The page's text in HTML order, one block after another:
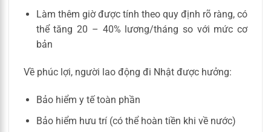
Làm thêm giờ được tính theo quy định rõ ràng, có
thể tăng 20 – 40% lương/tháng so với mức cơ
bản
Về phúc lợi, người lao động đi Nhật được hưởng:
Bảo hiểm y tế toàn phần
Bảo hiểm hưu trí (có thể hoàn tiền khi về nước)